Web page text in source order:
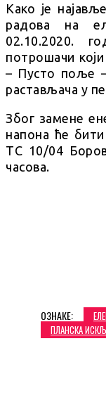
Како је
радова на
02.10.2020.
потрошачи
– Пусто поље –
растављача у
Због замене
напона ће бити
ТС 10/04
часова.
ОЗНАКЕ:
ПЛАНСКА